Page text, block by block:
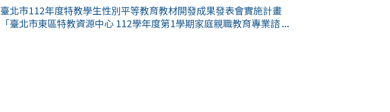
臺北市112年度特教學生性別平等教育教材開發成果發表會實施計畫
「臺北市東區特教資源中心 112學年度第1學期家庭親職教育專業諮 ...